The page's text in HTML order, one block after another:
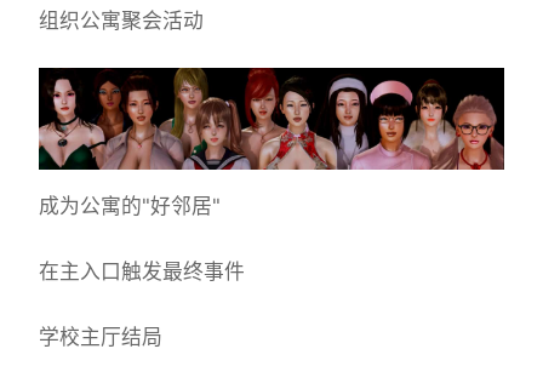
组织公寓聚会活动
成为公寓的"好邻居"
在主入口触发最终事件
学校主厅结局